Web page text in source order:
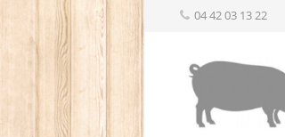
04 42 03 13 22